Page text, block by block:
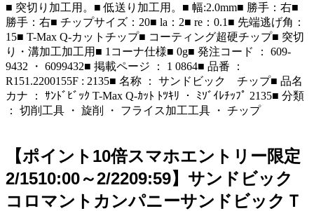
■ 突切り加工用。■ 低送り加工用。■ 幅:2.0mm■ 勝手：右■
勝手：右■ チップサイズ：20■ la：2■ re：0.1■ 先端逃げ角：
15■ T-Max Q-カットチップ■ コーティング超硬チップ■ 突切
り・溝加工加工用■ 1コーナ仕様■ 0g■ 発注コード ： 609-
9432 ・ 6099432■ 掲載ページ ： 1 0864■ 品番 ：
R151.2200155F : 2135■ 名称 ： サンドビック チップ■ 品名
カナ ： ｻﾝﾄﾞﾋﾞｯｸ T-Max Q-ｶｯﾄ ﾄﾂｷﾘ ・ ﾐｿﾞｲﾚﾁｯﾌﾟ 2135■ 分類
： 切削工具 ・ 旋削 ・ フライス加工工具 ・ チップ
【ポイント10倍スマホエントリー限定
2/1510:00～2/2209:59】サンドビック
コロマントカンパニーサンドビックＴ